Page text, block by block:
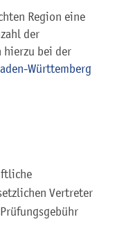
Region eine
der
hierzu bei der
Württemberg
Vertreter